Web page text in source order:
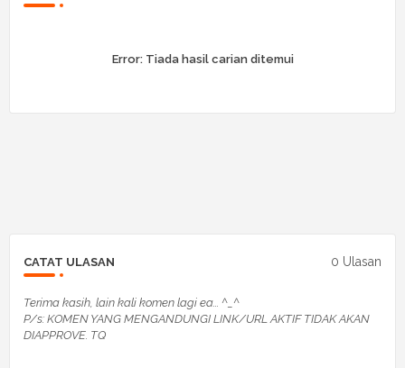
Error:Tiada hasil carian ditemui
CATAT ULASAN 0 Ulasan
Terima kasih, lain kali komen lagi ea... ^_^
P/s: KOMEN YANG MENGANDUNGI LINK/URL AKTIF TIDAK AKAN
DIAPPROVE. TQ